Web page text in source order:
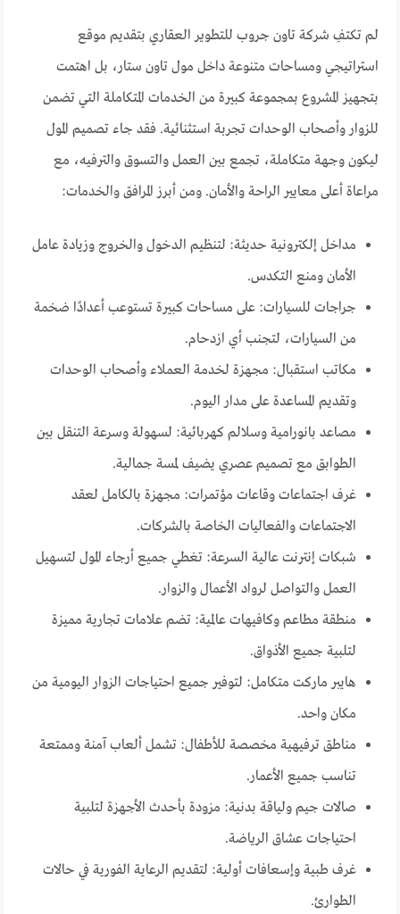
لم تكتفِ شركة تاون جروب للتطوير العقاري بتقديم موقع
استراتيجي ومساحات متنوعة داخل مول تاون ستار، بل اهتمت
بتجهيز المشروع بمجموعة كبيرة من الخدمات المتكاملة التي تضمن
للزوار وأصحاب الوحدات تجربة استثنائية. فقد جاء تصميم المول
ليكون وجهة متكاملة، تجمع بين العمل والتسوق والترفيه، مع
مراعاة أعلى معايير الراحة والأمان. ومن أبرز المرافق والخدمات:
مداخل إلكترونية حديثة: لتنظيم الدخول والخروج وزيادة عامل
الأمان ومنع التكدس.
جراجات للسيارات: على مساحات كبيرة تستوعب أعدادًا ضخمة
من السيارات، لتجنب أي ازدحام.
مكاتب استقبال: مجهزة لخدمة العملاء وأصحاب الوحدات
وتقديم المساعدة على مدار اليوم.
مصاعد بانورامية وسلالم كهربائية: لسهولة وسرعة التنقل بين
الطوابق مع تصميم عصري يضيف لمسة جمالية.
غرف اجتماعات وقاعات مؤتمرات: مجهزة بالكامل لعقد
الاجتماعات والفعاليات الخاصة بالشركات.
شبكات إنترنت عالية السرعة: تغطي جميع أرجاء المول لتسهيل
العمل والتواصل لرواد الأعمال والزوار.
منطقة مطاعم وكافيهات عالمية: تضم علامات تجارية مميزة
لتلبية جميع الأذواق.
هايبر ماركت متكامل: لتوفير جميع احتياجات الزوار اليومية من
مكان واحد.
مناطق ترفيهية مخصصة للأطفال: تشمل ألعاب آمنة وممتعة
تناسب جميع الأعمار.
صالات جيم ولياقة بدنية: مزودة بأحدث الأجهزة لتلبية
احتياجات عشاق الرياضة.
غرف طبية وإسعافات أولية: لتقديم الرعاية الفورية في حالات
الطوارئ.